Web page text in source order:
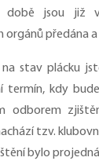
době jsou již
orgánů předána
na stav plácku
termín, kdy
odborem
tzv.
bylo